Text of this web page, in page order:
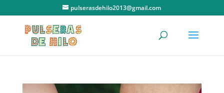
pulserasdehilo2013@gmail.com